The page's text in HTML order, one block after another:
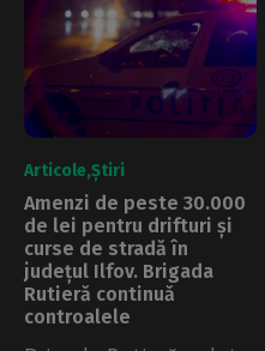
Articole Știri
Amenzi de peste 30.000
de lei pentru drifturi și
curse de stradă în
județul Ilfov. Brigada
Rutieră continuă
controalele